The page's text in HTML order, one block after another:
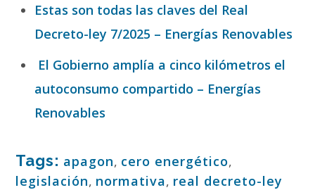
Estas son todas las claves del Real
Decreto-ley 7/2025 – Energías Renovables
El Gobierno amplía a cinco kilómetros el
autoconsumo compartido – Energías
Renovables
Tags: apagon, cero energético,
legislación, normativa, real decreto-ley